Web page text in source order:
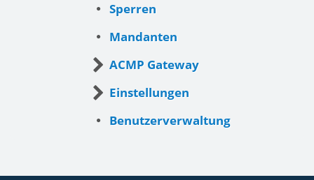
Sperren
Mandanten
ACMP Gateway
Einstellungen
Benutzerverwaltung